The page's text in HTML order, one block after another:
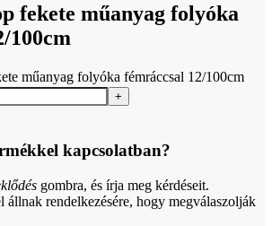
fekete műanyag folyóka
100cm
műanyag folyóka fémráccsal 12/100cm
kapcsolatban?
gombra, és írja meg kérdéseit.
állnak rendelkezésére, hogy megválaszolják